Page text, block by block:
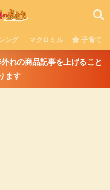
ング マクロミル 子育て
れの商品記事を上げること
ます